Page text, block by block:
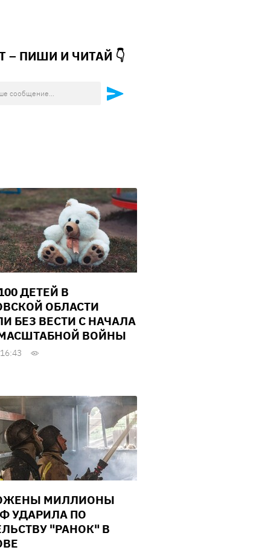
– ПИШИ И ЧИТАЙ 👇
ДЕТЕЙ В
ОБЛАСТИ
БЕЗ ВЕСТИ С НАЧАЛА
ВОЙНЫ
МИЛЛИОНЫ
УДАРИЛА ПО
"РАНОК" В